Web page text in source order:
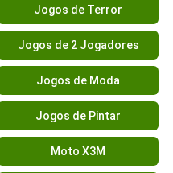
Jogos de Terror
Jogos de 2 Jogadores
Jogos de Moda
Jogos de Pintar
Moto X3M